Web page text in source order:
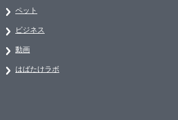
ペット
ビジネス
動画
はばたけラボ